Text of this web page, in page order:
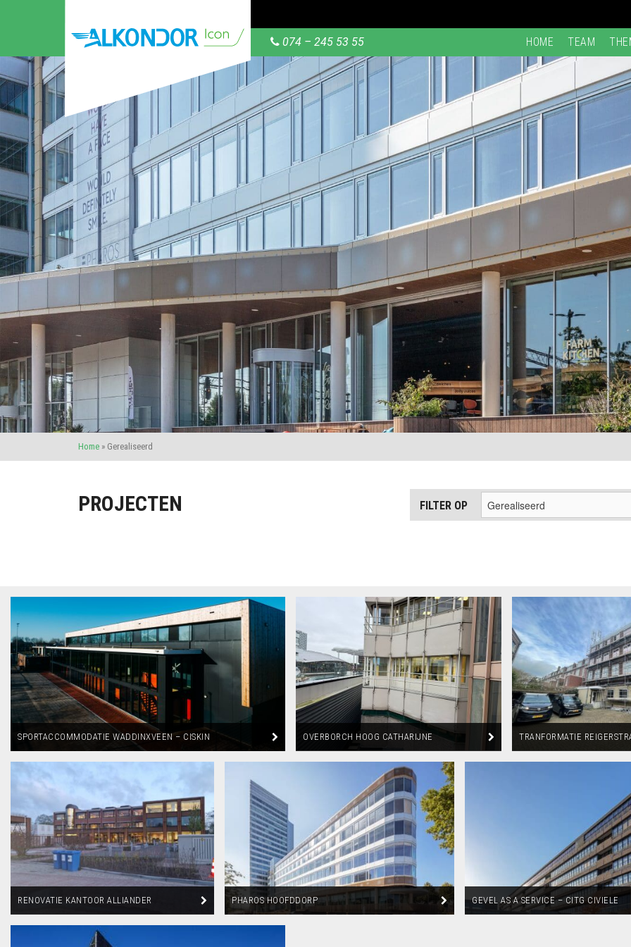
074 – 245 53 55 HOME TEAM
Home » Gerealiseerd
PROJECTEN FILTER OP
SPORTACCOMMODATIE WADDINXVEEN – CISKIN
GEVEL
OVERBORCH HOOG CATHARIJNE
UTRECHT
TRANFORMATIE
UTRECHT
RENOVATIE KANTOOR ALLIANDER
LEEUWARDEN
PHAROS HOOFDDORP GEVEL AS A SERVICE – CITG CIVIELE